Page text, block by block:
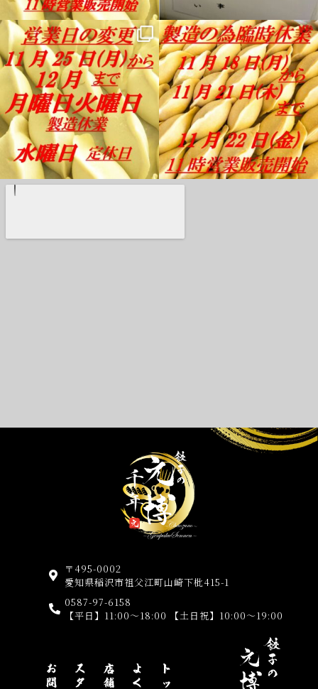
11月 24
11月 18 11月 17
〒495-0002
愛知県稲沢市祖父江町山崎下枇415-1
0587-97-6158
【平日】11:00～18:00 【土日祝】10:00～19:00